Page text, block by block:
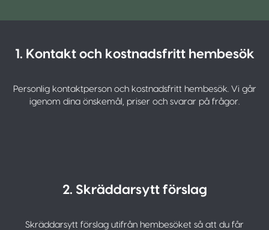
1. Kontakt och kostnadsfritt hembesök
Personlig kontaktperson och kostnadsfritt hembesök. Vi går
igenom dina önskemål, priser och svarar på frågor.
2. Skräddarsytt förslag
Skräddarsytt förslag utifrån hembesöket så att du får